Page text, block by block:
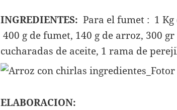
INGREDIENTES: Para el fumet : 1
400 g de fumet, 140 g de arroz, 300
cucharadas de aceite, 1 rama de
ELABORACION: